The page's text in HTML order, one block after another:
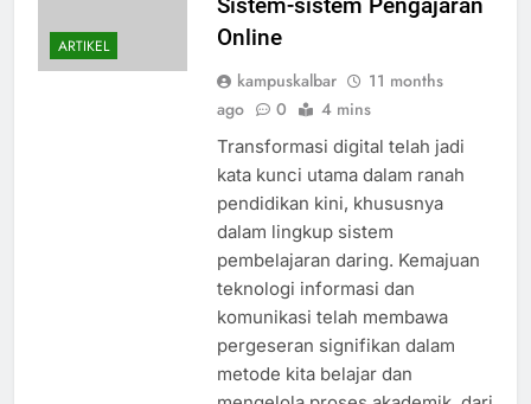
ARTIKEL
Sistem-sistem Pengajaran
Online
kampuskalbar
11 months
ago
0 4 mins
Transformasi digital telah jadi
kata kunci utama dalam ranah
pendidikan kini, khususnya
dalam lingkup sistem
pembelajaran daring. Kemajuan
teknologi informasi dan
komunikasi telah membawa
pergeseran signifikan dalam
metode kita belajar dan